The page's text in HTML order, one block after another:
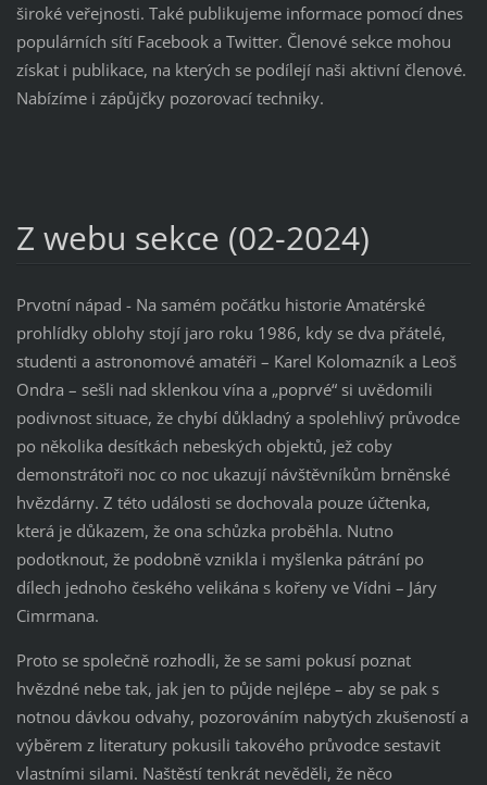
široké veřejnosti. Také publikujeme informace pomocí dnes
populárních sítí Facebook a Twitter. Členové sekce mohou
získat i publikace, na kterých se podílejí naši aktivní členové.
Nabízíme i zápůjčky pozorovací techniky.
Z webu sekce (02-2024)
Prvotní nápad - Na samém počátku historie Amatérské
prohlídky oblohy stojí jaro roku 1986, kdy se dva přátelé,
studenti a astronomové amatéři – Karel Kolomazník a Leoš
Ondra – sešli nad sklenkou vína a „poprvé“ si uvědomili
podivnost situace, že chybí důkladný a spolehlivý průvodce
po několika desítkách nebeských objektů, jež coby
demonstrátoři noc co noc ukazují návštěvníkům brněnské
hvězdárny. Z této události se dochovala pouze účtenka,
která je důkazem, že ona schůzka proběhla. Nutno
podotknout, že podobně vznikla i myšlenka pátrání po
dílech jednoho českého velikána s kořeny ve Vídni – Járy
Cimrmana.
Proto se společně rozhodli, že se sami pokusí poznat
hvězdné nebe tak, jak jen to půjde nejlépe – aby se pak s
notnou dávkou odvahy, pozorováním nabytých zkušeností a
výběrem z literatury pokusili takového průvodce sestavit
vlastními silami. Naštěstí tenkrát nevěděli, že něco